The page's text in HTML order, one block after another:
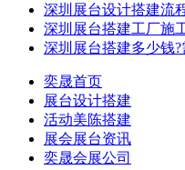
深圳展台设计搭建流
深圳展台搭建工厂施
深圳展台搭建多少钱
奕晟首页
展台设计搭建
活动美陈搭建
展会展台资讯
奕晟会展公司